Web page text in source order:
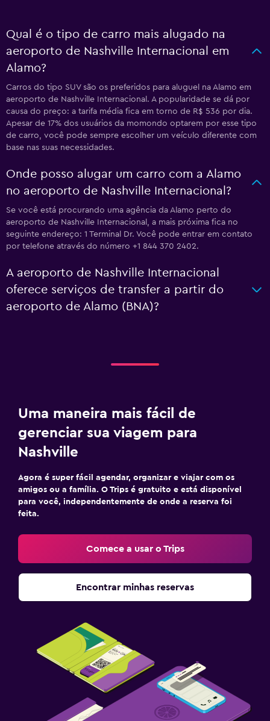
Qual é o tipo de carro mais alugado na
aeroporto de Nashville Internacional em
Alamo?
Carros do tipo SUV são os preferidos para aluguel na Alamo em
aeroporto de Nashville Internacional. A popularidade se dá por
causa do preço: a tarifa média fica em torno de R$ 536 por dia.
Apesar de 17% dos usuários da momondo optarem por esse tipo
de carro, você pode sempre escolher um veículo diferente com
base nas suas necessidades.
Onde posso alugar um carro com a Alamo
no aeroporto de Nashville Internacional?
Se você está procurando uma agência da Alamo perto do
aeroporto de Nashville Internacional, a mais próxima fica no
seguinte endereço: 1 Terminal Dr. Você pode entrar em contato
por telefone através do número +1 844 370 2402.
A aeroporto de Nashville Internacional
oferece serviços de transfer a partir do
aeroporto de Alamo (BNA)?
Uma maneira mais fácil de
gerenciar sua viagem para
Nashville
Agora é super fácil agendar, organizar e viajar com os
amigos ou a família. O Trips é gratuito e está disponível
para você, independentemente de onde a reserva foi
feita.
Comece a usar o Trips
Encontrar minhas reservas